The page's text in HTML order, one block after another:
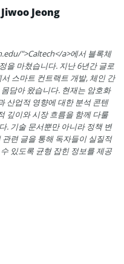
Jiwoo Jeong
">Caltech</a>에서 블록체
을 마쳤습니다. 지난 6년간 글로
스마트 컨트랙트 개발, 체인 간
담아 왔습니다. 현재는 암호화
산업적 영향에 대한 분석 콘텐
깊이와 시장 흐름을 함께 다룰
. 기술 문서뿐만 아니라 정책 변
련 글을 통해 독자들이 실질적
있도록 균형 잡힌 정보를 제공